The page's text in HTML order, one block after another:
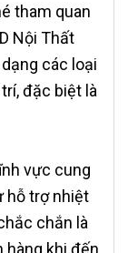
tham quan
Nội Thất
các loại
đặc biệt là
vực cung
hỗ trợ nhiệt
chắn là
hàng khi đến